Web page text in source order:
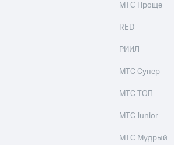
МТС Проще
RED
РИИЛ
МТС Супер
МТС ТОП
МТС Junior
МТС Мудрый